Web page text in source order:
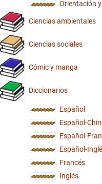
Orientación
Ciencias ambientales
Ciencias sociales
Cómic y manga
Diccionarios
Español
Español-
Español-
Español-
Francés
Inglés